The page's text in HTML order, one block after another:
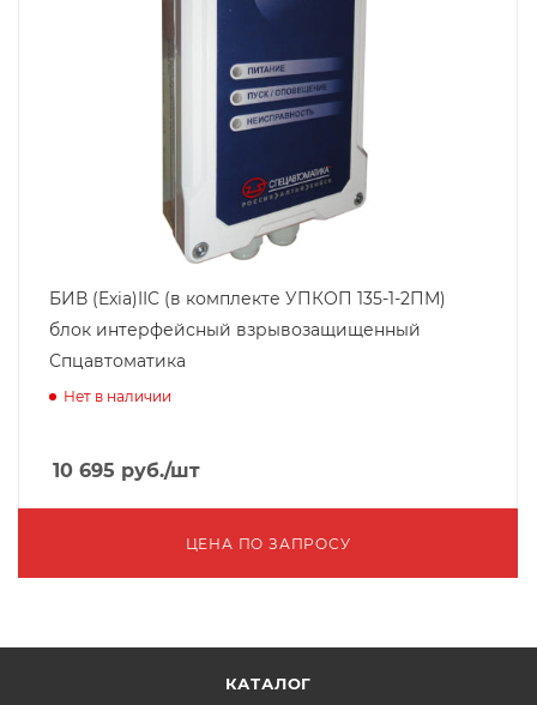
БИВ (Exia)IIC (в комплекте УПКОП 135-1-2ПМ)
блок интерфейсный взрывозащищенный
Спцавтоматика
Нет в наличии
10 695 руб./шт
ЦЕНА ПО ЗАПРОСУ
КАТАЛОГ